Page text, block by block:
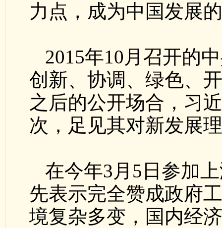
力点，成为中国发展
2015年10月召开的
创新、协调、绿色、
之后的公开场合，习
次，足见其对新发展
在今年3月5日参加
先表示完全赞成政府
境复杂多变，国内经